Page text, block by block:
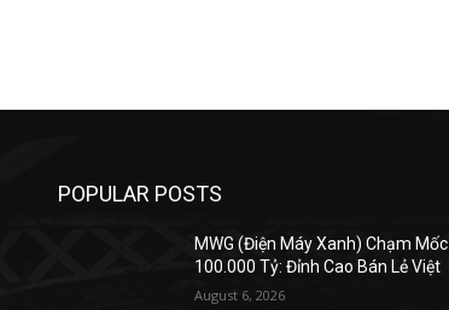
POPULAR POSTS
MWG (Điện Máy Xanh) Chạm Mốc
100.000 Tỷ: Đỉnh Cao Bán Lẻ Việt
August 6, 2026